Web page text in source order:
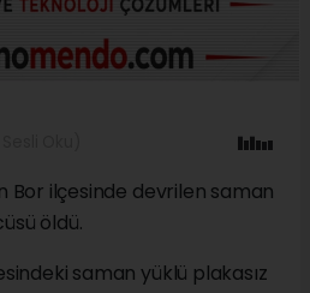
Bor ilçesinde devrilen saman
öldü.
saman yüklü plakasız